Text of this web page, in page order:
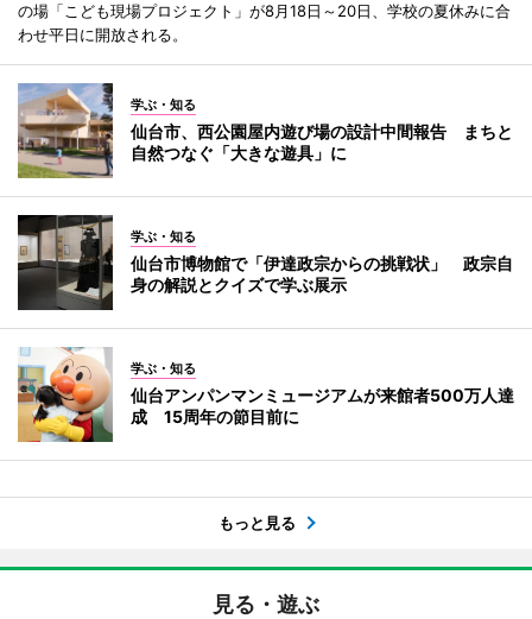
の場「こども現場プロジェクト」が8月18日～20日、学校の夏休みに合
わせ平日に開放される。
学ぶ・知る
仙台市、西公園屋内遊び場の設計中間報告 まちと
自然つなぐ「大きな遊具」に
学ぶ・知る
仙台市博物館で「伊達政宗からの挑戦状」 政宗自
身の解説とクイズで学ぶ展示
学ぶ・知る
仙台アンパンマンミュージアムが来館者500万人達
成 15周年の節目前に
もっと見る
見る・遊ぶ